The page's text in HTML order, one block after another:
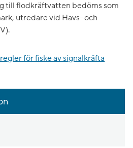
till flodkräftvatten bedöms som
utredare vid Havs- och
för fiske av signalkräfta